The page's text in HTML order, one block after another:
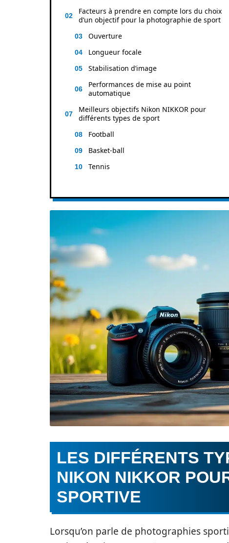
Facteurs à prendre en compte lors du choix
d’un objectif pour la photographie de sport
Ouverture
Longueur focale
Stabilisation d’image
Performances de mise au point
automatique
Meilleurs objectifs Nikon NIKKOR pour
différents types de sport
Football
Basket-ball
Tennis
LES DIFFÉRENTS
NIKON NIKKOR
SPORTIVE
Lorsqu’on parle de photographies